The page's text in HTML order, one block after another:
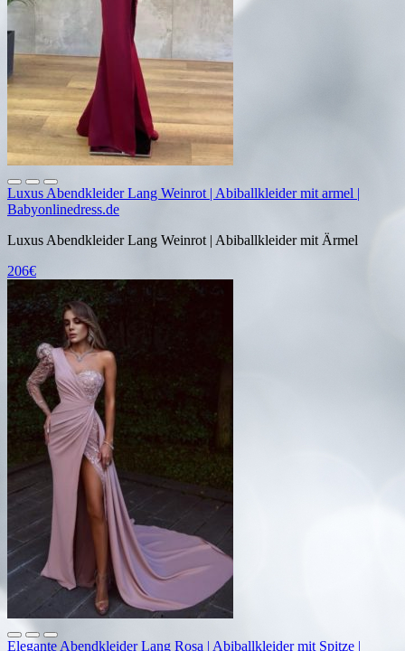
Luxus Abendkleider Lang Weinrot | Abiballkleider mit armel |
Babyonlinedress.de
Luxus Abendkleider Lang Weinrot | Abiballkleider mit Ärmel
206€
Elegante Abendkleider Lang Rosa | Abiballkleider mit Spitze |